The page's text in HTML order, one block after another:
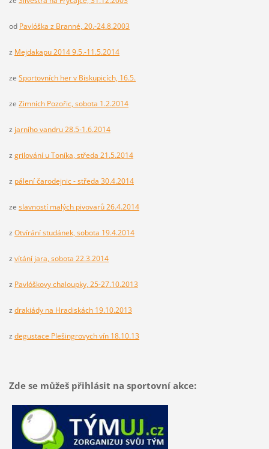
od Pavlóška z Branné, 20.-24.8.2003
z Mejdakapu 2014 9.5.-11.5.2014
ze Sportovních her v Biskupicích, 16.5.
ze Zimních Pozořic, sobota 1.2.2014
z jarního vandru 28.5-1.6.2014
z grilování u Toníka, středa 21.5.2014
z pálení čarodejnic - středa 30.4.2014
ze slavností malých pivovarů 26.4.2014
z Otvírání studánek, sobota 19.4.2014
z vítání jara, sobota 22.3.2014
z Pavlóškovy chaloupky, 25-27.10.2013
z drakiády na Hradiskách 19.10.2013
z degustace Plešingrovych vín 18.10.13
Zde se můžeš přihlásit na sportovní akce: